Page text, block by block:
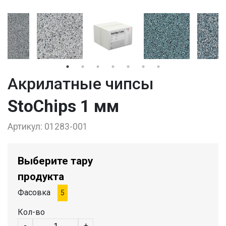
Aкрилатные чипсы
StoChips 1 мм
Артикул: 01283-001
Выберите тару
продукта
Фасовка 5
Кол-во